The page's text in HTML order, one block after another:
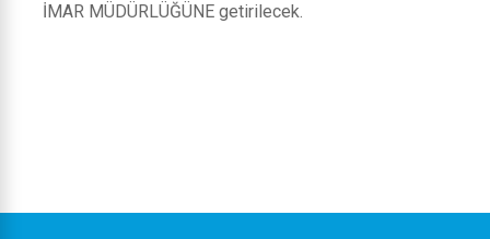
İMAR MÜDÜRLÜĞÜNE getirilecek.